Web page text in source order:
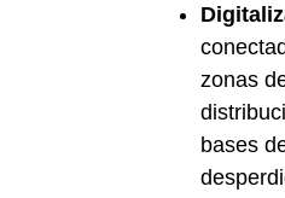
zonas
bases